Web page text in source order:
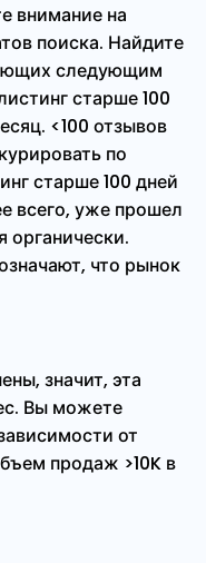
внимание на
поиска. Найдите
следующим
старше 100
<100 отзывов
по
старше 100 дней
всего, уже прошел
органически.
что рынок
значит, эта
Вы можете
от
продаж >10K в